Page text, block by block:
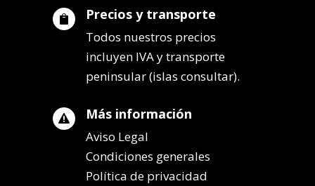
 Precios y transporte
Todos nuestros precios
incluyen IVA y transporte
peninsular (islas consultar).
 Más información
Aviso Legal
Condiciones generales
Política de privacidad